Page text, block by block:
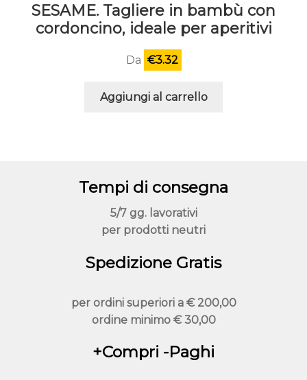
SESAME. Tagliere in bambù con
cordoncino, ideale per aperitivi
Da €3.32
Aggiungi al carrello
Tempi di consegna
5/7 gg. lavorativi
per prodotti neutri
Spedizione Gratis
per ordini superiori a € 200,00
ordine minimo€ 30,00
+Compri -Paghi